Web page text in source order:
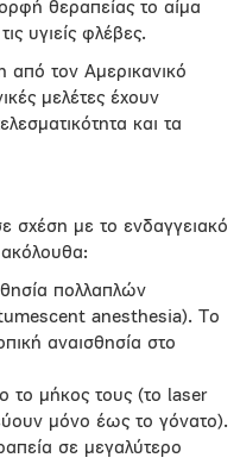
θεραπείας το αίμα
υγιείς φλέβες.
από τον Αμερικανικό
μελέτες έχουν
και τα
σχέση με το ενδαγγειακό
ακόλουθα:
πολλαπλών
anesthesia). Το
αναισθησία στο
το μήκος τους (το laser
μόνο έως το γόνατο).
σε μεγαλύτερο